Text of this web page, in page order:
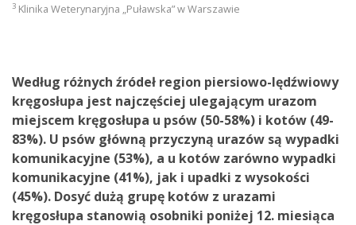
3 Klinika Weterynaryjna „Puławska” w Warszawie
Według różnych źródeł region piersiowo-lędźwiowy
kręgosłupa jest najczęściej ulegającym urazom
miejscem kręgosłupa u psów (50-58%) i kotów (49-
83%). U psów główną przyczyną urazów są wypadki
komunikacyjne (53%), a u kotów zarówno wypadki
komunikacyjne (41%), jak i upadki z wysokości
(45%). Dosyć dużą grupę kotów z urazami
kręgosłupa stanowią osobniki poniżej 12. miesiąca